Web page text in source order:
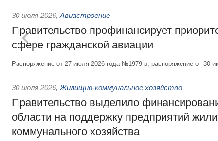
30 июля 2026, Авиастроение
Правительство профинансирует
сфере гражданской авиации
Распоряжение от 27 июля 2026 года №1979-р, распоряжение от 30
30 июля 2026, Жилищно-коммунальное хозяйство
Правительство выделило
области на поддержку предприятий
коммунального хозяйства